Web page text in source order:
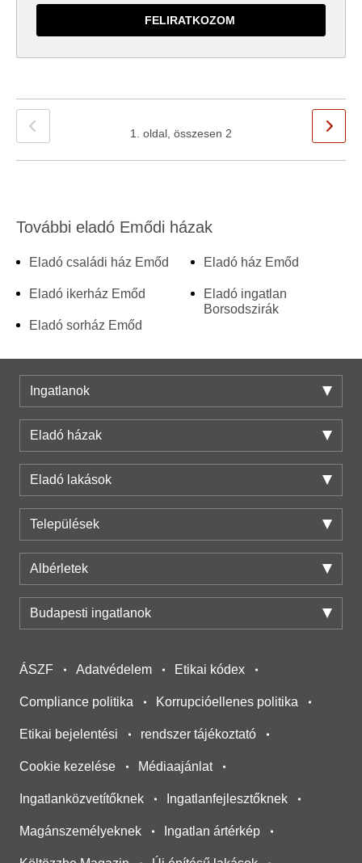
1. oldal, összesen 2
További eladó Emődi házak
Eladó családi ház Emőd
Eladó ikerház Emőd
Eladó sorház Emőd
Eladó ház Emőd
Eladó ingatlan
Borsodszirák
Ingatlanok
Eladó házak
Eladó lakások
Települések
Albérletek
Budapesti ingatlanok
ÁSZF Adatvédelem Etikai kódex
Compliance politika Korrupcióellenes politika
Etikai bejelentési rendszer tájékoztató
Cookie kezelése Médiaajánlat
Ingatlanközvetítőknek Ingatlanfejlesztőknek
Magánszemélyeknek Ingatlan ártérkép